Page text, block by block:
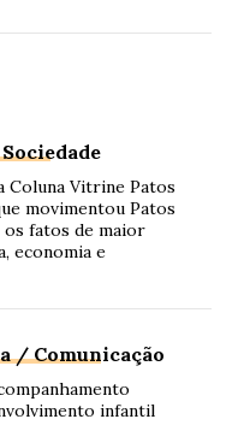
Coluna Vitrine Patos
movimentou Patos
os fatos de maior
economia e
/ Comunicação
infantil